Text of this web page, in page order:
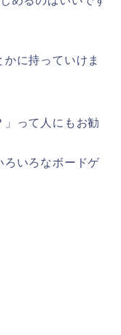
に持っていけま
」って人にもお勧
ろいろなボードゲ